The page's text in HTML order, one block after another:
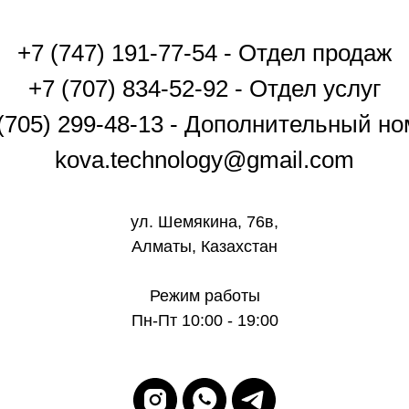
+7 (747) 191-77-54 - Отдел продаж
+7 (707) 834-52-92 - Отдел услуг
299-48-13 - Дополнительный
kova.technology@gmail.com
ул. Шемякина, 76в,
Алматы, Казахстан
Режим работы
Пн-Пт 10:00 - 19:00